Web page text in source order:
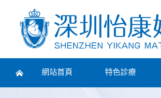
網站首頁 特色診療